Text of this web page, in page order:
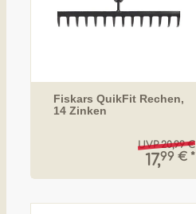
Fiskars QuikFit Rechen,
14 Zinken
UVP 20,99 €
17,99 € *